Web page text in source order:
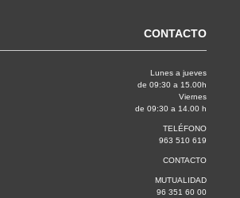
CONTACTO
Lunes a jueves
de 09:30 a 15.00h
Viernes
de 09:30 a 14.00 h
TELÉFONO
963 510 619
CONTACTO
MUTUALIDAD
96 351 60 00